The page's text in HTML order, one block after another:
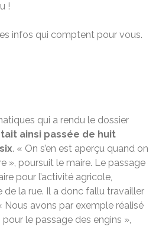
!
infos qui comptent pour vous.
qui a rendu le dossier
ainsi passée de huit
. « On s’en est aperçu quand on
», poursuit le maire. Le passage
pour l’activité agricole,
de la rue. Il a donc fallu travailler
Nous avons par exemple réalisé
le passage des engins »,